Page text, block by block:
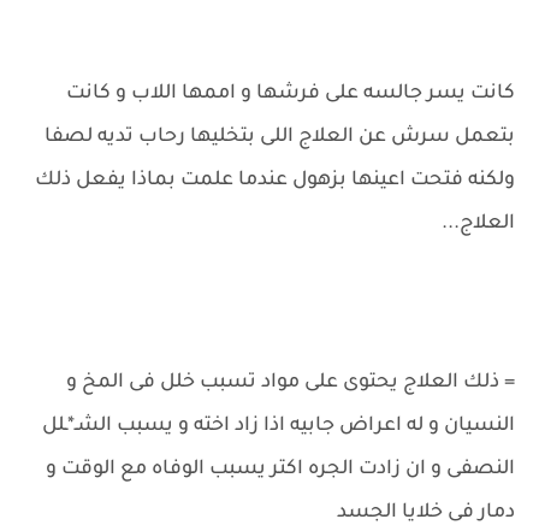
كانت يسر جالسه على فرشها و اممها اللاب و كانت
بتعمل سرش عن العلاج اللى بتخليها رحاب تديه لصفا
ولكنه فتحت اعينها بزهول عندما علمت بماذا يفعل ذلك
العلاج...
= ذلك العلاج يحتوى على مواد تسبب خلل فى المخ و
النسيان و له اعراض جابيه اذا زاد اخته و يسبب الشـ*ـلل
النصفى و ان زادت الجره اكتر يسبب الوفاه مع الوقت و
دمار فى خلايا الجسد